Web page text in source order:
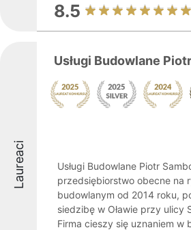
8.5
Laureaci
Usługi Budowlane
Usługi Budowlane Piotr
przedsiębiorstwo obecne na
budowlanym od 2014 roku,
siedzibę w Oławie przy ulicy
Firma cieszy się uznaniem w